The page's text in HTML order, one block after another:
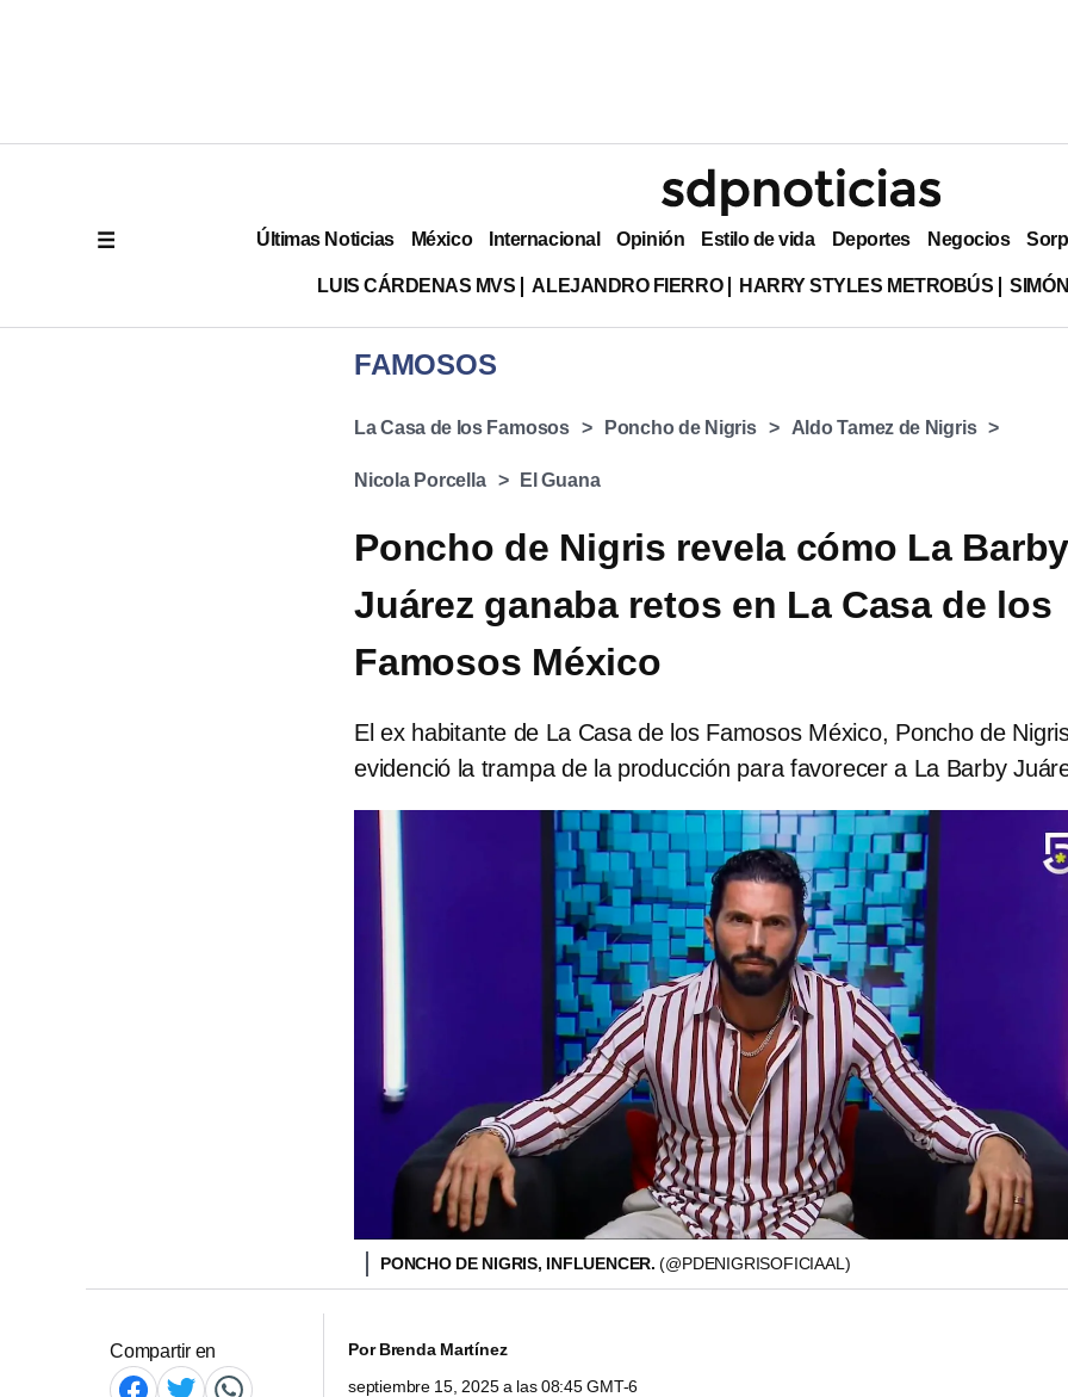
Últimas Noticias México Internacional Opinión Estilo de vida Deportes Negocios
LUIS CÁRDENAS MVS ALEJANDRO FIERRO HARRY STYLES METROBÚS
FAMOSOS
La Casa de los Famosos Poncho de Nigris Aldo Tamez de Nigris
Nicola Porcella El Guana
Poncho de Nigris revela cómo La
Juárez ganaba retos en La Casa de los
Famosos México
El ex habitante de La Casa de los Famosos México, Poncho de
evidenció la trampa de la producción para favorecer a La Barby
PONCHO DE NIGRIS, INFLUENCER.(@PDENIGRISOFICIAAL)
Compartir en PorBrenda Martínez
septiembre 15, 2025 a las 08:45 GMT-6